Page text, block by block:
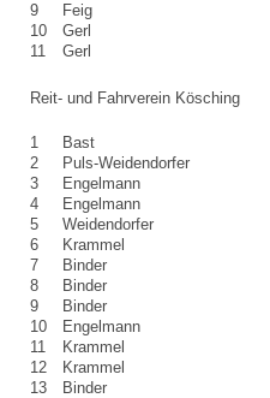
9
Feig
10
Gerl
11
Gerl
Reit- und Fahrverein Kösching
1 Bast
2
Puls-Weidendorfer
3
Engelmann
4
Engelmann
5
Weidendorfer
6
Krammel
7
Binder
8
Binder
9
Binder
10
Engelmann
11
Krammel
12
Krammel
13
Binder